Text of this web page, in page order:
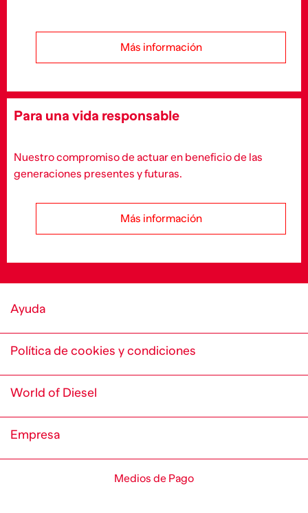
Más información
Para una vida responsable
Nuestro compromiso de actuar en beneficio de las
generaciones presentes y futuras.
Más información
Ayuda
Política de cookies y condiciones
World of Diesel
Empresa
Medios de Pago